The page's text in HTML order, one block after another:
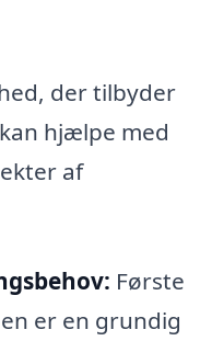
der tilbyder
hjælpe med
af
Første
er en grundig